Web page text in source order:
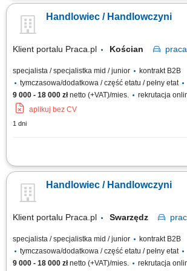
przygotowywanie ofert dopasowanych do potrzeb
planów sprzedaży i bieżące raportowanie efektów
Handlowiec / Handlowczyni
Klient portalu Praca.pl Kościan praca
specjalista / specjalistka mid / junior
kontrakt B2B
tymczasowa/dodatkowa / część etatu / pełny etat
9 000 - 18 000 złnetto (+VAT)/mies.
rekrutacja
aplikuj bez CV
1 dni
Prezentowanie produktów podczas spotkań z
przygotowywanie ofert dopasowanych do potrzeb
planów sprzedaży i bieżące raportowanie efektów
Handlowiec / Handlowczyni
Klient portalu Praca.pl Swarzędz
specjalista / specjalistka mid / junior
kontrakt B2B
tymczasowa/dodatkowa / część etatu / pełny etat
9 000 - 18 000 złnetto (+VAT)/mies. rekrutacja